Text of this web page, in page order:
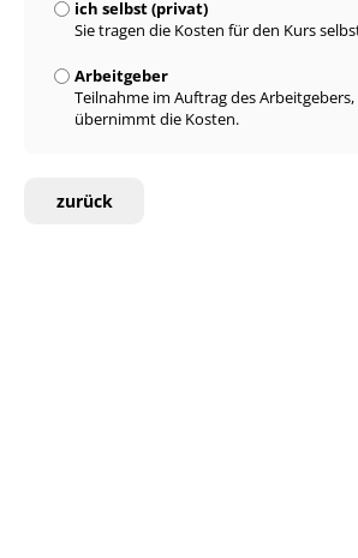
ich selbst (privat)
Sie tragen die Kosten für den Kurs
Arbeitgeber
Teilnahme im Auftrag des Arbeitgebers,
übernimmt die Kosten.
zurück